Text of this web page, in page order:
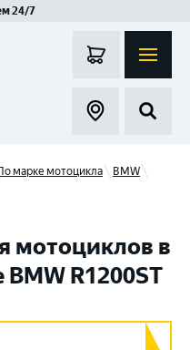
24/7
марке мотоцикла
BMW
мотоциклов в
R1200ST